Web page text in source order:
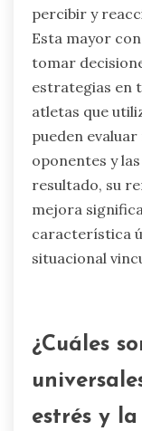
percibir y
Esta mayor
tomar
estrategias en
atletas que
pueden
oponentes y
resultado, su
mejora
característica
situacional